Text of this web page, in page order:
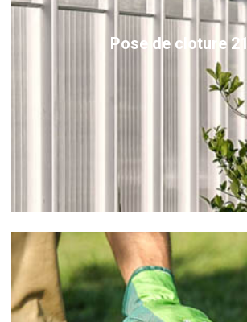
Pose de cloture 21